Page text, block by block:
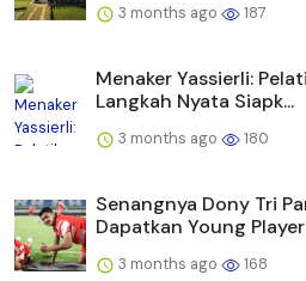
3 months ago 187
Menaker Yassierli:
Langkah Nyata Siapk...
3 months ago 180
Senangnya Dony Tri
Dapatkan Young Player
3 months ago 168